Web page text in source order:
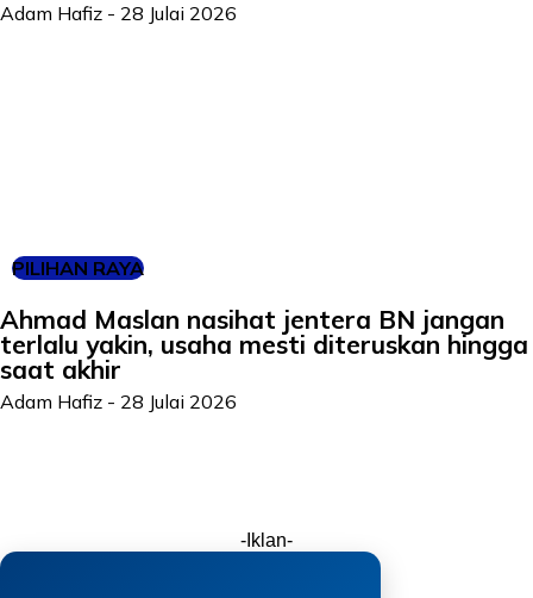
Adam Hafiz - 28 Julai 2026
PILIHAN RAYA
Ahmad Maslan nasihat jentera BN jangan
terlalu yakin, usaha mesti diteruskan hingga
saat akhir
Adam Hafiz - 28 Julai 2026
-Iklan-